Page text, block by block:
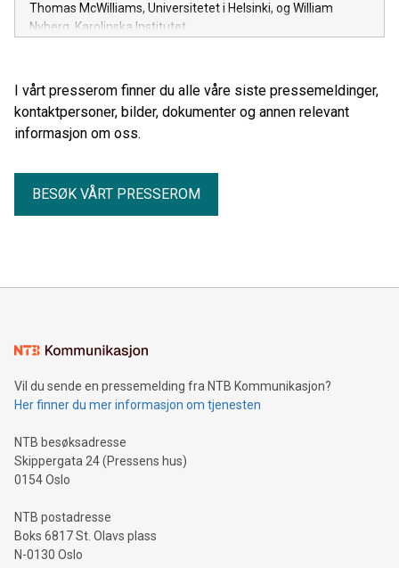
Thomas McWilliams, Universitetet i Helsinki, og William
Nyberg, Karolinska Institutet.
I vårt presserom finner du alle våre siste pressemeldinger,
kontaktpersoner, bilder, dokumenter og annen relevant
informasjon om oss.
BESØK VÅRT PRESSEROM
Vil du sende en pressemelding fra NTB Kommunikasjon?
Her finner du mer informasjon om tjenesten
NTB besøksadresse
Skippergata 24 (Pressens hus)
0154 Oslo
NTB postadresse
Boks 6817 St. Olavs plass
N-0130 Oslo